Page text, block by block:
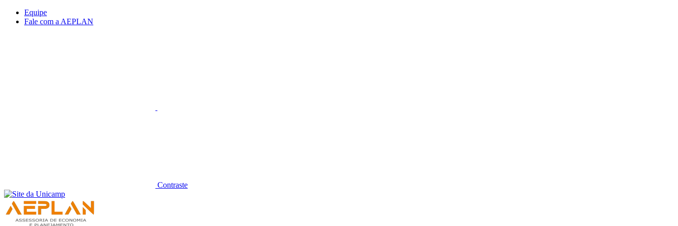
Conteúdo principal
Equipe
Fale com a AEPLAN
Contraste